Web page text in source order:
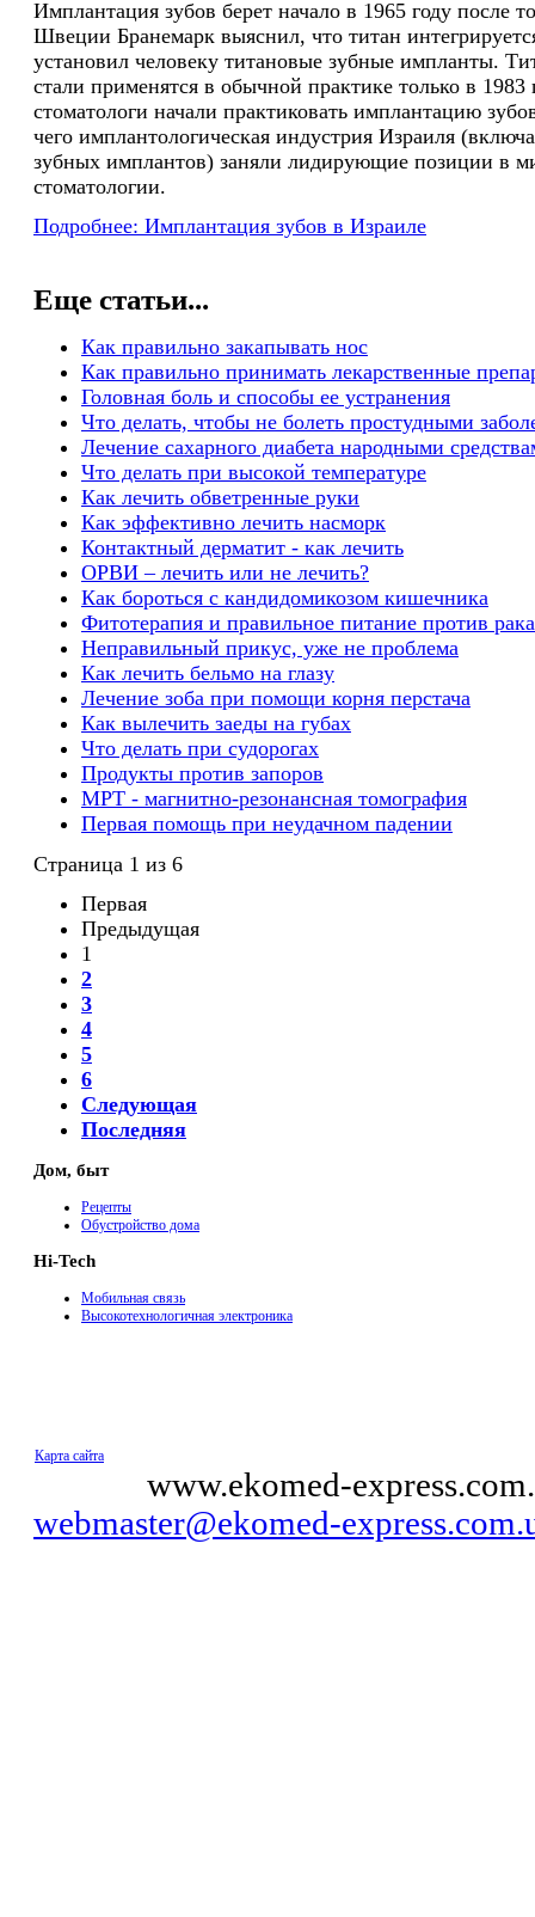
Имплантация зубов берет начало в 1965 году после
Швеции Бранемарк выяснил, что титан
установил человеку титановые зубные импланты.
стали применятся в обычной практике только в 1983
стоматологи начали практиковать имплантацию
чего имплантологическая индустрия Израиля
зубных имплантов) заняли лидирующие позиции в
стоматологии.
Подробнее: Имплантация зубов в Израиле
Еще статьи...
Как правильно закапывать нос
Как правильно принимать лекарственные
Головная боль и способы ее устранения
Что делать, чтобы не болеть простудными
Лечение сахарного диабета народными
Что делать при высокой температуре
Как лечить обветренные руки
Как эффективно лечить насморк
Контактный дерматит - как лечить
ОРВИ – лечить или не лечить?
Как бороться с кандидомикозом кишечника
Фитотерапия и правильное питание против рака
Неправильный прикус, уже не проблема
Как лечить бельмо на глазу
Лечение зоба при помощи корня перстача
Как вылечить заеды на губах
Что делать при судорогах
Продукты против запоров
МРТ - магнитно-резонансная томография
Первая помощь при неудачном падении
Страница 1 из 6
Первая
Предыдущая
1
2
3
4
5
6
Следующая
Последняя
Дом, быт
Рецепты
Обустройство дома
Hi-Tech
Мобильная связь
Высокотехнологичная электроника
Карта сайта
www.ekomed-
webmaster@ekomed-